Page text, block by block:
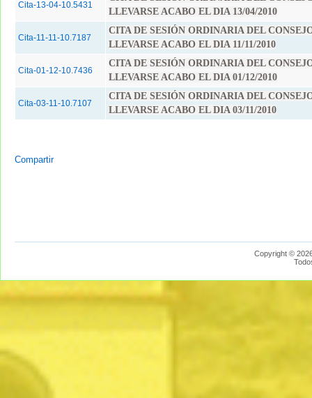
Cita-13-04-10.5431
LLEVARSE ACABO EL DIA 13/04/2010
Cita-11-11-10.7187
CITA DE SESIÓN ORDINARIA DEL
LLEVARSE ACABO EL DIA 11/11/2010
Cita-01-12-10.7436
CITA DE SESIÓN ORDINARIA DEL
LLEVARSE ACABO EL DIA 01/12/2010
Cita-03-11-10.7107
CITA DE SESIÓN ORDINARIA DEL
LLEVARSE ACABO EL DIA 03/11/2010
Compartir
Copyright ©